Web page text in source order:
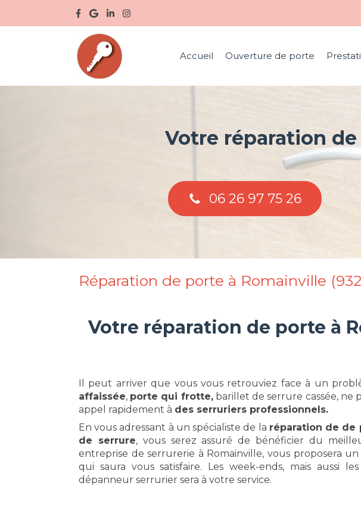
Accueil Ouverture de porte
Votre réparation
06 26 97 75 26
Réparation de porte à Romainville
Votre réparation de porte à
Il peut arriver que vous vous retrouviez face à un
affaissée, porte qui frotte,barillet de serrure cassée, ne
appel rapidement à des serruriers professionnels.
En vous adressant à un spécialiste de la réparation de
de serrure, vous serez assuré de bénéficier du
entreprise de serrurerie à Romainville, vous proposera
qui saura vous satisfaire. Les week-ends, mais aussi
dépanneur serrurier sera à votre service.